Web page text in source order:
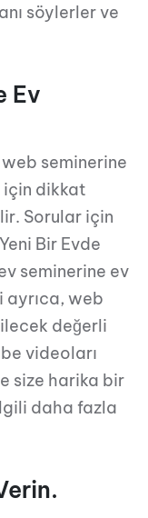
söylerler ve
Ev
seminerine
için dikkat
Sorular için
Bir Evde
seminerine ev
ayrıca, web
değerli
videoları
size harika bir
daha fazla